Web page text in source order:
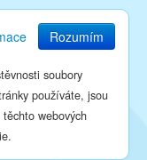
Rozumím
soubory
používáte, jsou
webových